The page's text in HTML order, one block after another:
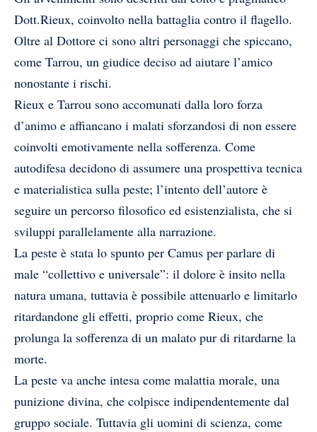
Dott.Rieux, coinvolto nella battaglia contro il flagello.
Oltre al Dottore ci sono altri personaggi che spiccano,
come Tarrou, un giudice deciso ad aiutare l’amico
nonostante i rischi.
Rieux e Tarrou sono accomunati dalla loro forza
d’animo e affiancano i malati sforzandosi di non essere
coinvolti emotivamente nella sofferenza. Come
autodifesa decidono di assumere una prospettiva tecnica
e materialistica sulla peste; l’intento dell’autore è
seguire un percorso filosofico ed esistenzialista, che si
sviluppi parallelamente alla narrazione.
La peste è stata lo spunto per Camus per parlare di
male “collettivo e universale”: il dolore è insito nella
natura umana, tuttavia è possibile attenuarlo e limitarlo
ritardandone gli effetti, proprio come Rieux, che
prolunga la sofferenza di un malato pur di ritardarne la
morte.
La peste va anche intesa come malattia morale, una
punizione divina, che colpisce indipendentemente dal
gruppo sociale. Tuttavia gli uomini di scienza, come